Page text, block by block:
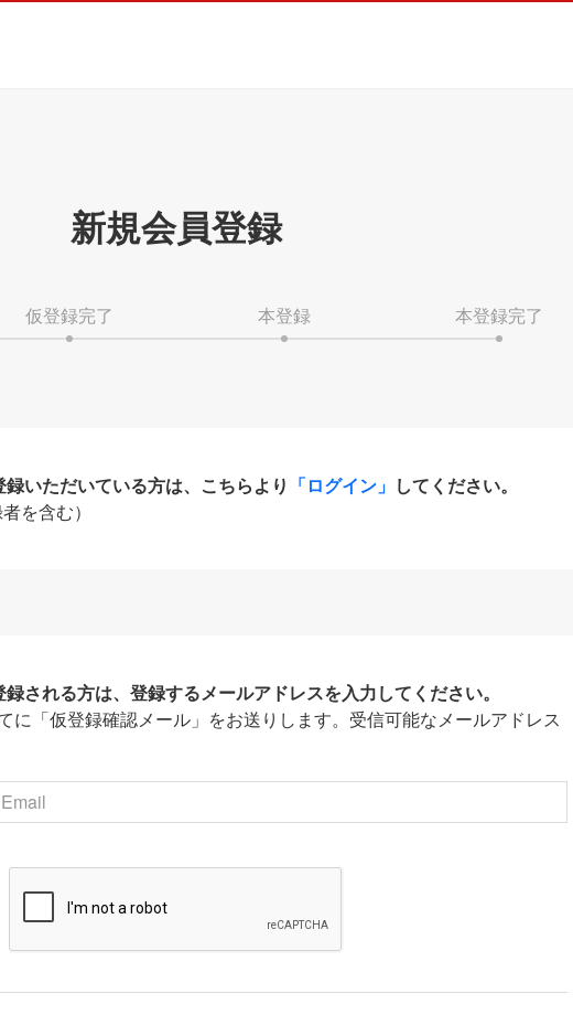
新規会員登録
仮登録完了 本登録 本登録完了
いただいている方は、こちらより 「ログイン」 してください。
を含む）
される方は、登録するメールアドレスを入力してください。
に「仮登録確認メール」をお送りします。受信可能なメールアドレス